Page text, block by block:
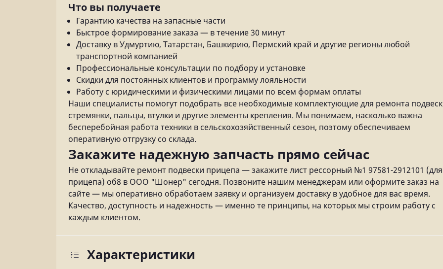
Что вы получаете
Гарантию качества на запасные части
Быстрое формирование заказа — в течение 30 минут
Доставку в Удмуртию, Татарстан, Башкирию, Пермский край и другие регионы любой
транспортной компанией
Профессиональные консультации по подбору и установке
Скидки для постоянных клиентов и программу лояльности
Работу с юридическими и физическими лицами по всем формам оплаты
Наши специалисты помогут подобрать все необходимые комплектующие для ремонта
стремянки, пальцы, втулки и другие элементы крепления. Мы понимаем, насколько важна
бесперебойная работа техники в сельскохозяйственный сезон, поэтому обеспечиваем
оперативную отгрузку со склада.
Закажите надежную запчасть прямо сейчас
Не откладывайте ремонт подвески прицепа — закажите лист рессорный №1 97581-2912101 (для
прицепа) об8 в ООО "Шонер" сегодня. Позвоните нашим менеджерам или оформите заказ на
сайте — мы оперативно обработаем заявку и организуем доставку в удобное для вас время.
Качество, доступность и надежность — именно те принципы, на которых мы строим работу с
каждым клиентом.
Характеристики